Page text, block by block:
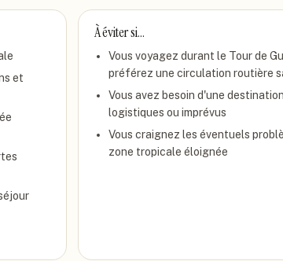
et
À éviter si…
Vous voyagez durant le Tour de
préférez une circulation routière
Vous avez besoin d'une
logistiques ou imprévus
Vous craignez les éventuels
zone tropicale éloignée